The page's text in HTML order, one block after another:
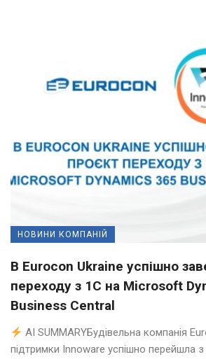
НОВИНИ КОМПАНІЙ
В Eurocon Ukraine успішно
переходу з 1С на Microsoft
Business Central
AI SUMMARYБудівельна компанія
підтримки Innoware успішно перейшла з